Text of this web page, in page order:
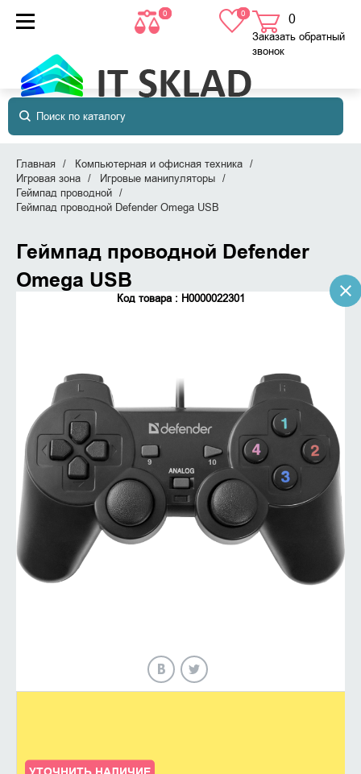
0 0 0
в корзине
Заказать обратный
звонок
Главная
Компьютерная и офисная техника
Игровая зона
Игровые манипуляторы
Геймпад проводной
Геймпад проводной Defender Omega USB
Геймпад проводной Defender
Omega USB
Код товара : Н0000022301